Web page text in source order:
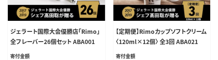
ジェラート国際大会優勝店「Rimo」
全フレーバー26個セット ABA001
寄付金額
【定期便】Rimoカップソフトクリーム
〈120ml×12個〉 全3回 ABA021
寄付金額